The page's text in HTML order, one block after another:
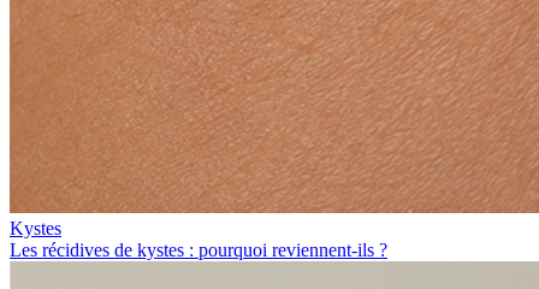
Kystes
Les récidives de kystes : pourquoi reviennent-ils ?